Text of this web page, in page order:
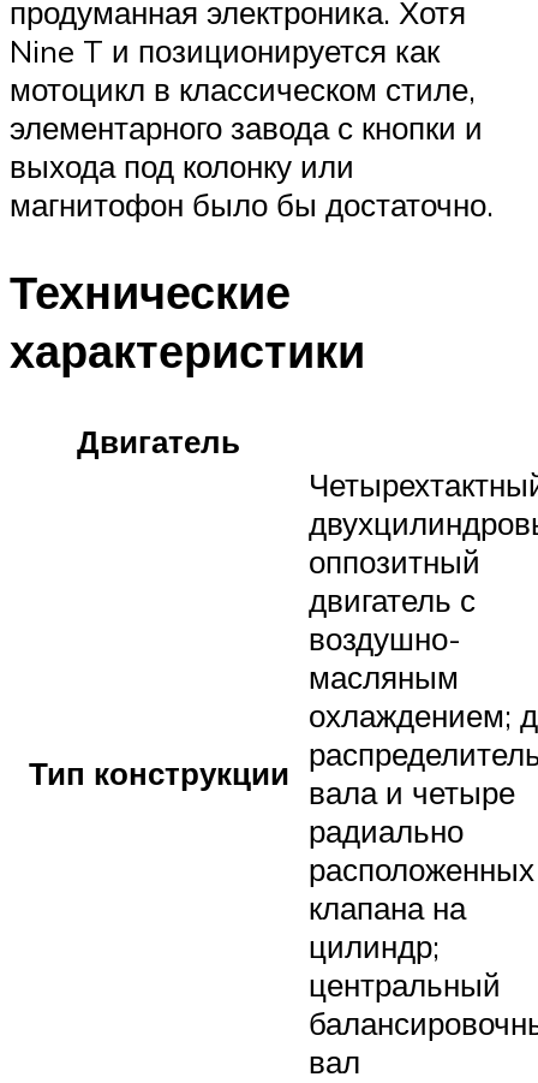
продуманная электроника. Хотя
Nine T и позиционируется как
мотоцикл в классическом стиле,
элементарного завода с кнопки и
выхода под колонку или
магнитофон было бы достаточно.
Технические
характеристики
Двигатель
Тип конструкции
оппозитный
двигатель с
воздушно-
масляным
охлаждением;
вала и четыре
радиально
расположенных
клапана на
цилиндр;
центральный
вал